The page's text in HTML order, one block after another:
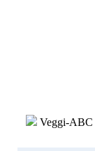
Veggi-ABC